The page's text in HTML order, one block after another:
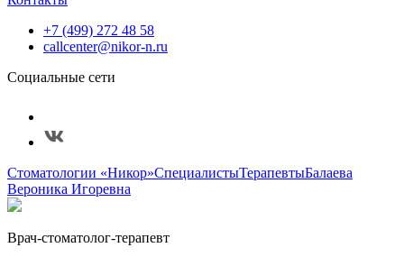
+7 (499) 272 48 58
callcenter@nikor-n.ru
Социальные сети
Стоматологии «Никор»СпециалистыТерапевтыБалаева
Вероника Игоревна
Врач-стоматолог-терапевт